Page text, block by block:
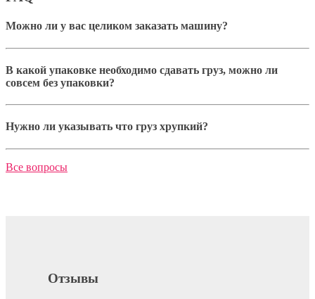
Можно ли у вас целиком заказать машину?
В какой упаковке необходимо сдавать груз, можно ли
совсем без упаковки?
Нужно ли указывать что груз хрупкий?
Все вопросы
Отзывы